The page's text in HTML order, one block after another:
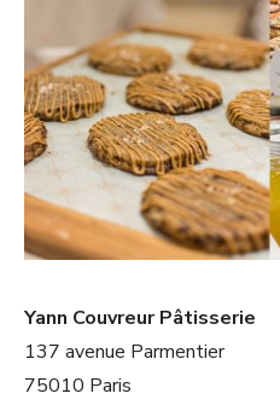
Yann Couvreur Pâtisserie
137 avenue Parmentier
75010 Paris